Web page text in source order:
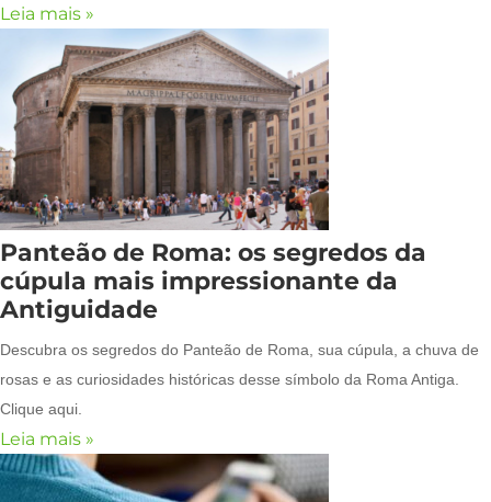
Leia mais »
Panteão de Roma: os segredos da
cúpula mais impressionante da
Antiguidade
Descubra os segredos do Panteão de Roma, sua cúpula, a chuva de
rosas e as curiosidades históricas desse símbolo da Roma Antiga.
Clique aqui.
Leia mais »